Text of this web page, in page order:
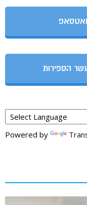
הספירות
Powered by